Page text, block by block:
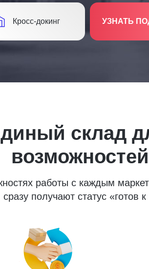
Кросс-докинг УЗНАТЬ
склад
работы с каждым
сразу получают статус «готов